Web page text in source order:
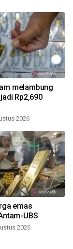
melambung
Rp2,690
2026
emas
UBS
2026